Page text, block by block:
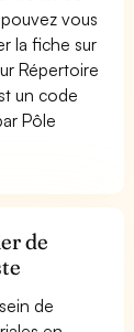
vous
la fiche sur
Répertoire
un code
Pôle
de
de